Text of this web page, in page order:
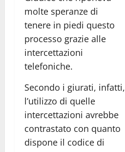
molte speranze di
tenere in piedi questo
processo grazie alle
intercettazioni
telefoniche.
Secondo i giurati, infatti,
l’utilizzo di quelle
intercettazioni avrebbe
contrastato con quanto
dispone il codice di